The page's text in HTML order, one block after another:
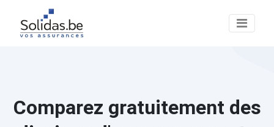
Comparez gratuitement des